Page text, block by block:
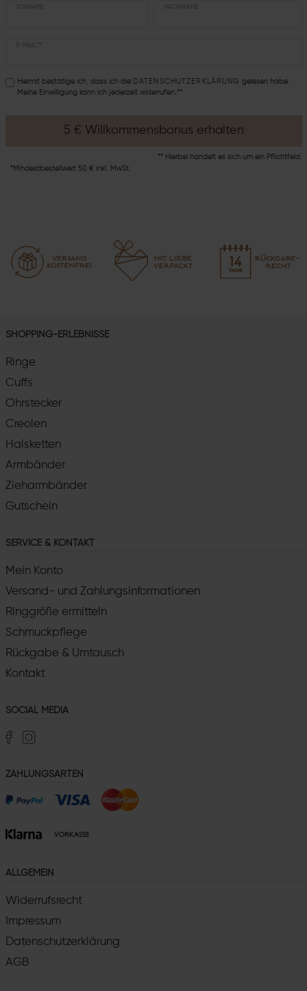
Hiermit bestätige ich, dass ich die DATEN­SCHUTZ­ERKLÄRUNG gelesen habe.
Meine Einwilligung kann ich jederzeit widerrufen.**
5 € Willkommensbonus erhalten
** Hierbei handelt es sich um ein Pflichtfeld.
*Mindestbestellwert 50 € inkl. MwSt.
SHOPPING-ERLEBNISSE
Ringe
Cuffs
Ohrstecker
Creolen
Halsketten
Armbänder
Zieharmbänder
Gutschein
SERVICE & KONTAKT
Mein Konto
Versand- und Zahlungsinformationen
Ringgröße ermitteln
Schmuckpflege
Rückgabe & Umtausch
Kontakt
SOCIAL MEDIA
ZAHLUNGSARTEN
ALLGEMEIN
Widerrufsrecht
Impressum
Datenschutzerklärung
AGB